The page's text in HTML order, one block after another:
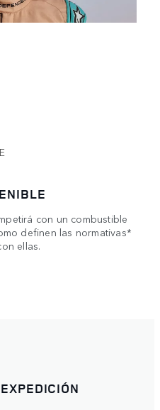
con un combustible
definen las normativas*
ellas.